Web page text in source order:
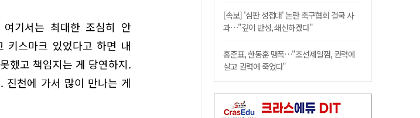
기서는 최대한 조심히 안
키스마크 있었다고 하면 내
했고 책임지는 게 당연하지.
진천에 가서 많이 만나는 게
[속보] '심판 성접대' 논란 축구협회 결국 사
과…"깊이 반성, 쇄신하겠다"
홍준표, 한동훈 맹폭…"조선제일껌, 권력에
살고 권력에 죽었다"